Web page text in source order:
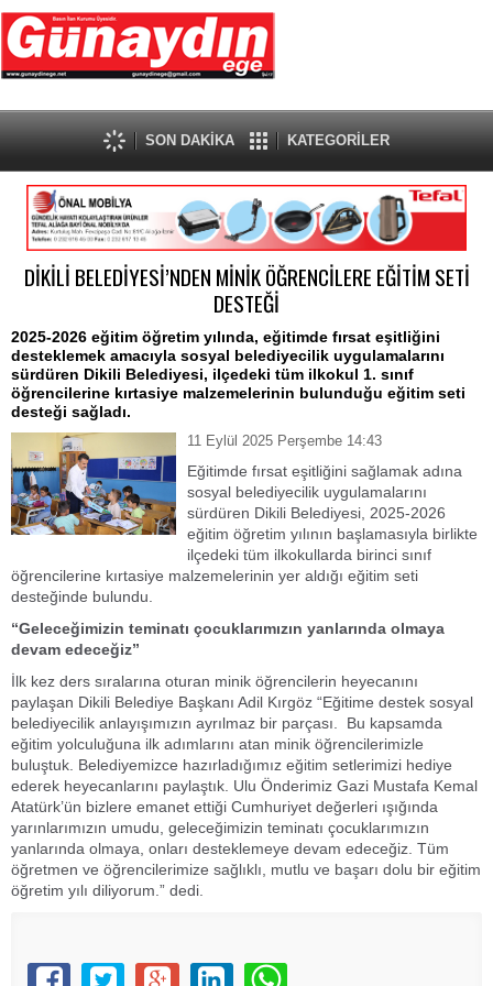
SON DAKİKA KATEGORİLER
DİKİLİ BELEDİYESİ’NDEN MİNİK ÖĞRENCİLERE EĞİTİM SETİ
DESTEĞİ
2025-2026 eğitim öğretim yılında, eğitimde fırsat eşitliğini
desteklemek amacıyla sosyal belediyecilik uygulamalarını
sürdüren Dikili Belediyesi, ilçedeki tüm ilkokul 1. sınıf
öğrencilerine kırtasiye malzemelerinin bulunduğu eğitim seti
desteği sağladı.
11 Eylül 2025 Perşembe 14:43
Eğitimde fırsat eşitliğini sağlamak adına
sosyal belediyecilik uygulamalarını
sürdüren Dikili Belediyesi, 2025-2026
eğitim öğretim yılının başlamasıyla birlikte
ilçedeki tüm ilkokullarda birinci sınıf
öğrencilerine kırtasiye malzemelerinin yer aldığı eğitim seti
desteğinde bulundu.
“Geleceğimizin teminatı çocuklarımızın yanlarında olmaya
devam edeceğiz”
İlk kez ders sıralarına oturan minik öğrencilerin heyecanını
paylaşan Dikili Belediye Başkanı Adil Kırgöz “Eğitime destek sosyal
belediyecilik anlayışımızın ayrılmaz bir parçası. Bu kapsamda
eğitim yolculuğuna ilk adımlarını atan minik öğrencilerimizle
buluştuk. Belediyemizce hazırladığımız eğitim setlerimizi hediye
ederek heyecanlarını paylaştık. Ulu Önderimiz Gazi Mustafa Kemal
Atatürk’ün bizlere emanet ettiği Cumhuriyet değerleri ışığında
yarınlarımızın umudu, geleceğimizin teminatı çocuklarımızın
yanlarında olmaya, onları desteklemeye devam edeceğiz. Tüm
öğretmen ve öğrencilerimize sağlıklı, mutlu ve başarı dolu bir eğitim
öğretim yılı diliyorum.” dedi.